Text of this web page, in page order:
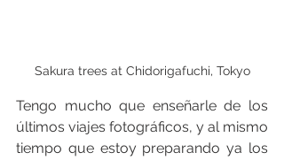
Sakura trees at Chidorigafuchi, Tokyo
Tengo mucho que enseñarle de los
últimos viajes fotográficos, y al mismo
tiempo que estoy preparando ya los